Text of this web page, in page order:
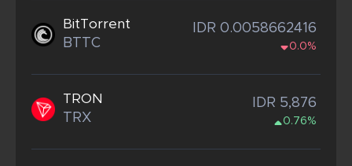
BitTorrent
BTTC
IDR 0.0058662416
0.0%
TRON
TRX
IDR 5,876
0.76%